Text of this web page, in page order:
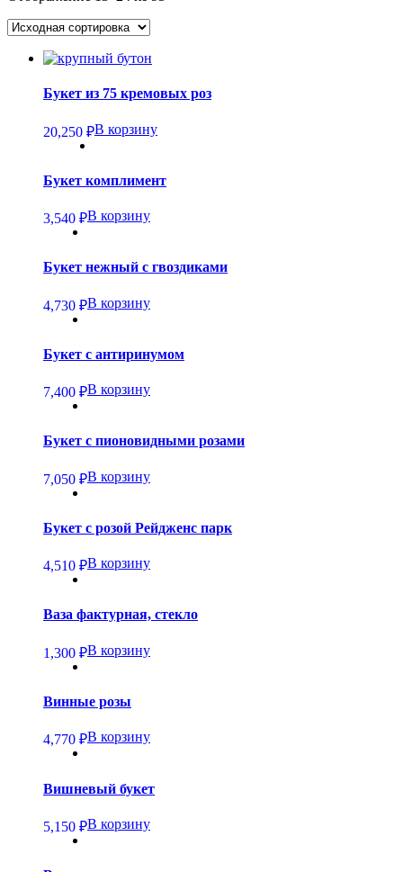
Букет из 75 кремовых роз
20,250 ₽В корзину
Букет комплимент
3,540 ₽В корзину
Букет нежный с гвоздиками
4,730 ₽В корзину
Букет с антиринумом
7,400 ₽В корзину
Букет с пионовидными розами
7,050 ₽В корзину
Букет с розой Рейдженс парк
4,510 ₽В корзину
Ваза фактурная, стекло
1,300 ₽В корзину
Винные розы
4,770 ₽В корзину
Вишневый букет
5,150 ₽В корзину